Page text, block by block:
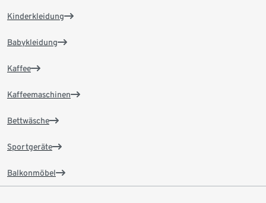
Kinderkleidung
Babykleidung
Kaffee
Kaffeemaschinen
Bettwäsche
Sportgeräte
Balkonmöbel